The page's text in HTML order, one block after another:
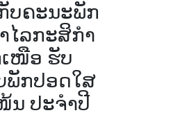
ບຄະນະພັກ
ໄລກະສິກຳ
ໜືອ ຮັບ
ກປອດໃສ
ນ ປະຈໍາປີ